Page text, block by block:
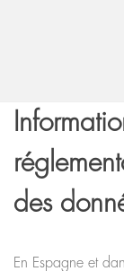
des
En Espagne et